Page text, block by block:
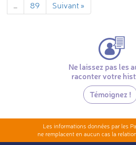
…
89 Suivant »
Ne laissez pas les
raconter votre
Témoignez !
Les informations données par les
ne remplacent en aucun cas la